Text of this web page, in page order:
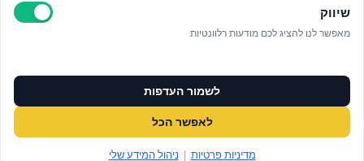
לפרטים נוספים בטלפון/הודעה
073‭-‬3808880
ניהול עוגיות
שיווק
מאפשר לנו להציג לכם מודעות רלוונטיות
לשמור העדפות
לאפשר הכל
מדיניות פרטיות | ניהול המידע שלי